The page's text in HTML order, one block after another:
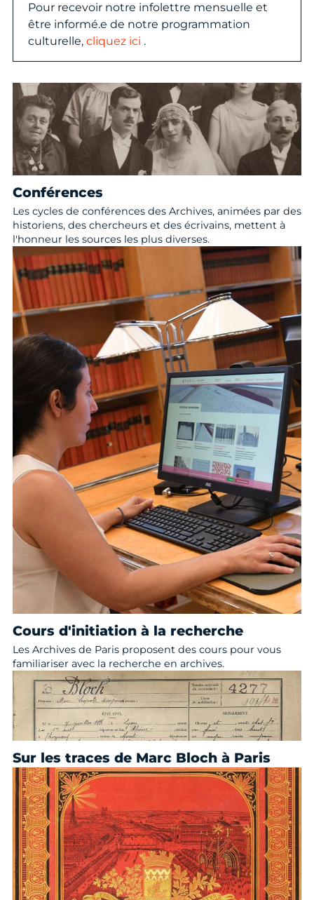
Pour recevoir notre infolettre mensuelle et
être informé.e de notre programmation
culturelle, cliquez ici .
Conférences
Les cycles de conférences des Archives, animées par des
historiens, des chercheurs et des écrivains, mettent à
l'honneur les sources les plus diverses.
Cours d'initiation à la recherche
Les Archives de Paris proposent des cours pour vous
familiariser avec la recherche en archives.
Sur les traces de Marc Bloch à Paris